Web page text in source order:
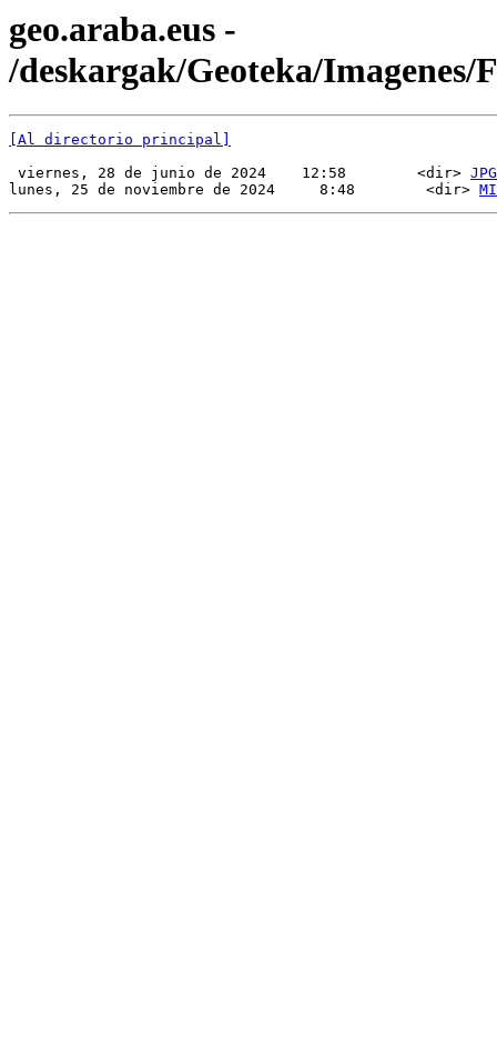
geo.araba.eus -
/deskargak/Geoteka/Imagenes/
[Al directorio principal]
viernes, 28 de junio de 2024    12:58        <dir> JPG
lunes, 25 de noviembre de 2024     8:48        <dir>